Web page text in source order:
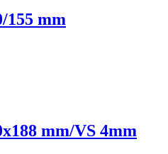
155 mm
mm/VS 4mm